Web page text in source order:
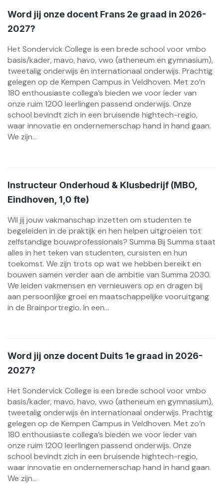
Word jij onze docent Frans 2e graad in 2026-
2027?
Het Sondervick College is een brede school voor vmbo
basis/kader, mavo, havo, vwo (atheneum en gymnasium),
tweetalig onderwijs én internationaal onderwijs. Prachtig
gelegen op de Kempen Campus in Veldhoven. Met zo’n
180 enthousiaste collega’s bieden we voor íeder van
onze ruim 1200 leerlingen passend onderwijs. Onze
school bevindt zich in een bruisende hightech-regio,
waar innovatie en ondernemerschap hand in hand gaan.
We zijn...
Instructeur Onderhoud & Klusbedrijf (MBO,
Eindhoven, 1,0 fte)
Wil jij jouw vakmanschap inzetten om studenten te
begeleiden in de praktijk en hen helpen uitgroeien tot
zelfstandige bouwprofessionals? Summa Bij Summa staat
alles in het teken van studenten, cursisten en hun
toekomst. We zijn trots op wat we hebben bereikt en
bouwen samen verder aan de ambitie van Summa 2030.
We leiden vakmensen en vernieuwers op en dragen bij
aan persoonlijke groei en maatschappelijke vooruitgang
in de Brainportregio. In een...
Word jij onze docent Duits 1e graad in 2026-
2027?
Het Sondervick College is een brede school voor vmbo
basis/kader, mavo, havo, vwo (atheneum en gymnasium),
tweetalig onderwijs én internationaal onderwijs. Prachtig
gelegen op de Kempen Campus in Veldhoven. Met zo’n
180 enthousiaste collega’s bieden we voor íeder van
onze ruim 1200 leerlingen passend onderwijs. Onze
school bevindt zich in een bruisende hightech-regio,
waar innovatie en ondernemerschap hand in hand gaan.
We zijn...